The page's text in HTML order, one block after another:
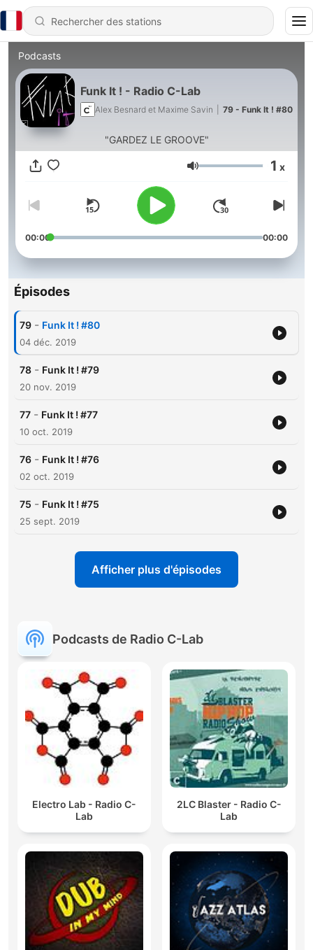
Podcasts
Funk It ! - Radio C-Lab
Alex Besnard et Maxime Savin 79 - Funk It ! #80
"GARDEZ LE GROOVE"
Volume 1 x
00:00 00:00
Épisodes
79 - Funk It ! #80
04 déc. 2019
78 - Funk It ! #79
20 nov. 2019
77 - Funk It ! #77
10 oct. 2019
76 - Funk It ! #76
02 oct. 2019
75 - Funk It ! #75
25 sept. 2019
Afficher plus d'épisodes
Podcasts de Radio C-Lab
Electro Lab - Radio C-
Lab
2LC Blaster - Radio C-
Lab